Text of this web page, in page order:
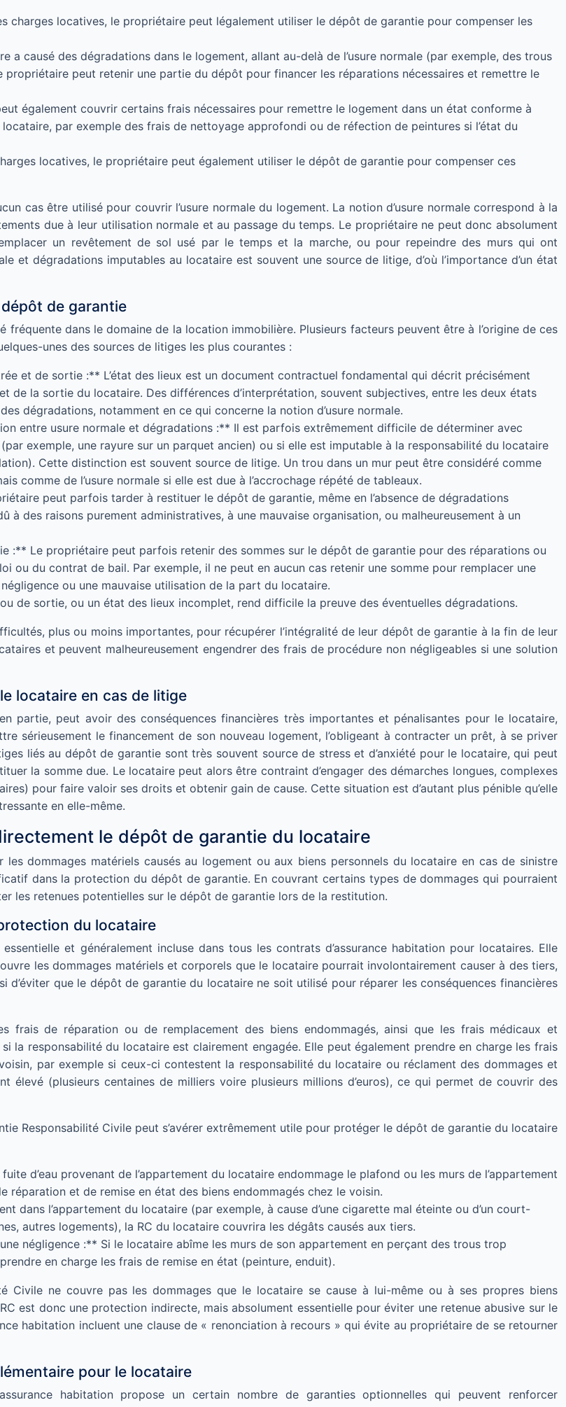
charges locatives, le propriétaire peut légalement utiliser le dépôt de garantie pour compenser les
causé des dégradations dans le logement, allant au-delà de l’usure normale (par exemple, des trous
propriétaire peut retenir une partie du dépôt pour financer les réparations nécessaires et remettre le
également couvrir certains frais nécessaires pour remettre le logement dans un état conforme à
par exemple des frais de nettoyage approfondi ou de réfection de peintures si l’état du
locatives, le propriétaire peut également utiliser le dépôt de garantie pour compenser ces
cas être utilisé pour couvrir l’usure normale du logement. La notion d’usure normale correspond à la
due à leur utilisation normale et au passage du temps. Le propriétaire ne peut donc absolument
un revêtement de sol usé par le temps et la marche, ou pour repeindre des murs qui ont
et dégradations imputables au locataire est souvent une source de litige, d’où l’importance d’un état
de garantie
dans le domaine de la location immobilière. Plusieurs facteurs peuvent être à l’origine de ces
unes des sources de litiges les plus courantes :
et de sortie :** L’état des lieux est un document contractuel fondamental qui décrit précisément
de la sortie du locataire. Des différences d’interprétation, souvent subjectives, entre les deux états
dégradations, notamment en ce qui concerne la notion d’usure normale.
entre usure normale et dégradations :** Il est parfois extrêmement difficile de déterminer avec
exemple, une rayure sur un parquet ancien) ou si elle est imputable à la responsabilité du locataire
Cette distinction est souvent source de litige. Un trou dans un mur peut être considéré comme
comme de l’usure normale si elle est due à l’accrochage répété de tableaux.
peut parfois tarder à restituer le dépôt de garantie, même en l’absence de dégradations
des raisons purement administratives, à une mauvaise organisation, ou malheureusement à un
:** Le propriétaire peut parfois retenir des sommes sur le dépôt de garantie pour des réparations ou
ou du contrat de bail. Par exemple, il ne peut en aucun cas retenir une somme pour remplacer une
ou une mauvaise utilisation de la part du locataire.
ou de sortie, ou un état des lieux incomplet, rend difficile la preuve des éventuelles dégradations.
plus ou moins importantes, pour récupérer l’intégralité de leur dépôt de garantie à la fin de leur
et peuvent malheureusement engendrer des frais de procédure non négligeables si une solution
locataire en cas de litige
peut avoir des conséquences financières très importantes et pénalisantes pour le locataire,
sérieusement le financement de son nouveau logement, l’obligeant à contracter un prêt, à se priver
liés au dépôt de garantie sont très souvent source de stress et d’anxiété pour le locataire, qui peut
la somme due. Le locataire peut alors être contraint d’engager des démarches longues, complexes
pour faire valoir ses droits et obtenir gain de cause. Cette situation est d’autant plus pénible qu’elle
en elle-même.
le dépôt de garantie du locataire
les dommages matériels causés au logement ou aux biens personnels du locataire en cas de sinistre
dans la protection du dépôt de garantie. En couvrant certains types de dommages qui pourraient
les retenues potentielles sur le dépôt de garantie lors de la restitution.
du locataire
et généralement incluse dans tous les contrats d’assurance habitation pour locataires. Elle
les dommages matériels et corporels que le locataire pourrait involontairement causer à des tiers,
que le dépôt de garantie du locataire ne soit utilisé pour réparer les conséquences financières
frais de réparation ou de remplacement des biens endommagés, ainsi que les frais médicaux et
la responsabilité du locataire est clairement engagée. Elle peut également prendre en charge les frais
par exemple si ceux-ci contestent la responsabilité du locataire ou réclament des dommages et
élevé (plusieurs centaines de milliers voire plusieurs millions d’euros), ce qui permet de couvrir des
Responsabilité Civile peut s’avérer extrêmement utile pour protéger le dépôt de garantie du locataire
d’eau provenant de l’appartement du locataire endommage le plafond ou les murs de l’appartement
réparation et de remise en état des biens endommagés chez le voisin.
dans l’appartement du locataire (par exemple, à cause d’une cigarette mal éteinte ou d’un court-
autres logements), la RC du locataire couvrira les dégâts causés aux tiers.
négligence :** Si le locataire abîme les murs de son appartement en perçant des trous trop
en charge les frais de remise en état (peinture, enduit).
Civile ne couvre pas les dommages que le locataire se cause à lui-même ou à ses propres biens
est donc une protection indirecte, mais absolument essentielle pour éviter une retenue abusive sur le
habitation incluent une clause de « renonciation à recours » qui évite au propriétaire de se retourner
pour le locataire
habitation propose un certain nombre de garanties optionnelles qui peuvent renforcer